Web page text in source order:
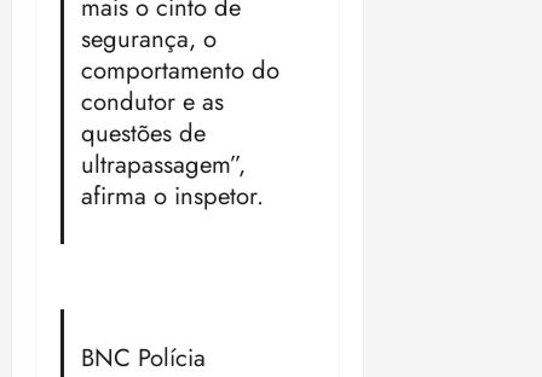
segurança, o
comportamento do
condutor e as
questões de
ultrapassagem”,
afirma o inspetor.
BNC Polícia